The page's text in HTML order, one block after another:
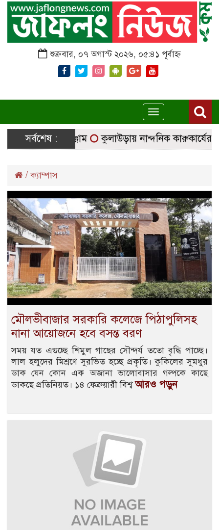
শুক্রবার, ০৭ অগাস্ট ২০২৬, ০৫:৪১ পূর্বাহ্ন
Toggle
navigation
সর্বশেষ :
নির্বাচনি সরঞ্জাম কুলাউড়ায় নান্দনিক কারুকার্যের
/ক্যাম্পাস
মৌলভীবাজার সরকারি কলেজে পিঠাপুলিসহ
নানা আয়োজনে হবে বসন্ত বরণ
সময় যত এগুচ্ছে শিমুল গাছের সৌন্দর্য ততো বৃদ্ধি পাচ্ছে।
লাল হলুদের মিশ্রণে সুরভিত হচ্ছে প্রকৃতি। কুকিলের সুমধুর
ডাক যেন কোন এক অজানা ভালোবাসার গল্পকে কাছে
ডাকছে প্রতিনিয়ত। ১৪ ফেব্রুয়ারী বিশ্বআরও পড়ুন